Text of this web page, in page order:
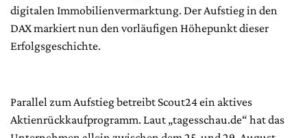
digitalen Immobilienvermarktung. Der Aufstieg in den
DAX markiert nun den vorläufigen Höhepunkt dieser
Erfolgsgeschichte.
Parallel zum Aufstieg betreibt Scout24 ein aktives
Aktienrückkaufprogramm. Laut „tagesschau.de“ hat das